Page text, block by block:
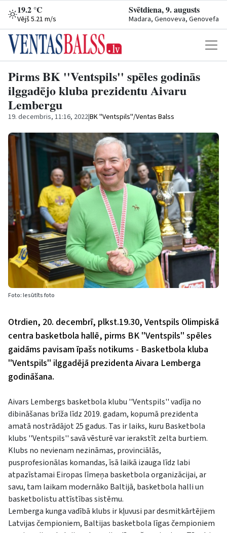
19.2 °C
Vējš 5.21 m/s
Svētdiena, 9. augusts
Madara, Genoveva, Genovefa
Pirms BK ''Ventspils'' spēles godinās
ilggadējo kluba prezidentu Aivaru
Lembergu
19. decembris, 11:16, 2022|BK ''Ventspils''/Ventas Balss
Foto: Iesūtīts foto
Otrdien, 20. decembrī, plkst.19.30, Ventspils Olimpiskā
centra basketbola hallē, pirms BK ''Ventspils'' spēles
gaidāms pavisam īpašs notikums - Basketbola kluba
''Ventspils'' ilggadējā prezidenta Aivara Lemberga
godināšana.
Aivars Lembergs basketbola klubu ''Ventspils'' vadīja no
dibināšanas brīža līdz 2019. gadam, kopumā prezidenta
amatā nostrādājot 25 gadus. Tas ir laiks, kuru Basketbola
klubs ''Ventspils'' savā vēsturē var ierakstīt zelta burtiem.
Klubs no nevienam nezināmas, provinciālās,
pusprofesionālas komandas, īsā laikā izauga līdz labi
atpazīstamai Eiropas līmeņa basketbola organizācijai, ar
savu, tam laikam modernāko Baltijā, basketbola halli un
basketbolistu attīstības sistēmu.
Lemberga kunga vadībā klubs ir kļuvusi par desmitkārtējiem
Latvijas čempioniem, Baltijas basketbola līgas čempioniem